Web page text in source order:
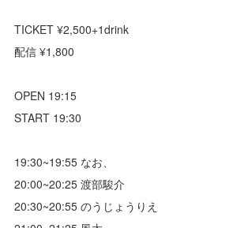
TICKET ¥2,500+1drink
配信 ¥1,800
OPEN 19:15
START 19:30
19:30~19:55 なお、
20:00~20:25 渡部駿介
20:30~20:55 のうじょうりえ